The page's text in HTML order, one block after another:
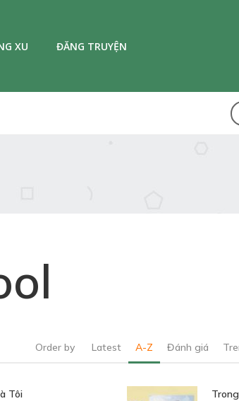
XU ĐĂNG TRUYỆN
Order by Latest A-Z Đánh giá
Tôi